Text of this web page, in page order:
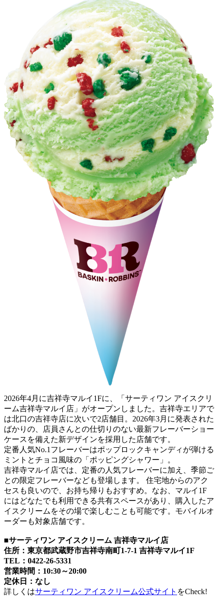
2026年4月に吉祥寺マルイ1Fに、「サーティワン アイスクリ
ーム吉祥寺マルイ店」がオープンしました。吉祥寺エリアで
は北口の吉祥寺店に次いで2店舗目。2026年3月に発表された
ばかりの、店員さんとの仕切りのない最新フレーバーショー
ケースを備えた新デザインを採用した店舗です。
定番人気No.1フレーバーはポップロックキャンディが弾ける
ミントとチョコ風味の「ポッピングシャワー」。
吉祥寺マルイ店では、定番の人気フレーバーに加え、季節ご
との限定フレーバーなども登場します。 住宅地からのアク
セスも良いので、お持ち帰りもおすすめ。なお、マルイ1F
にはどなたでも利用できる共有スペースがあり、購入したア
イスクリームをその場で楽しむことも可能です。モバイルオ
ーダーも対象店舗です。
■サーティワン アイスクリーム 吉祥寺マルイ店
住所：東京都武蔵野市吉祥寺南町1-7-1 吉祥寺マルイ1F
TEL：0422-26-5331
営業時間：10:30～20:00
定休日：なし
詳しくはサーティワン アイスクリーム公式サイト をCheck!